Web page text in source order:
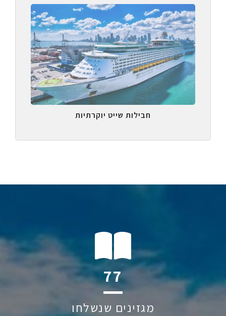
חבילות שייט יוקרתיות
102
מגזינים שנשלחו